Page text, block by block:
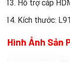
Hỗ trợ cáp
Kích thước:
Hình Ảnh Sản